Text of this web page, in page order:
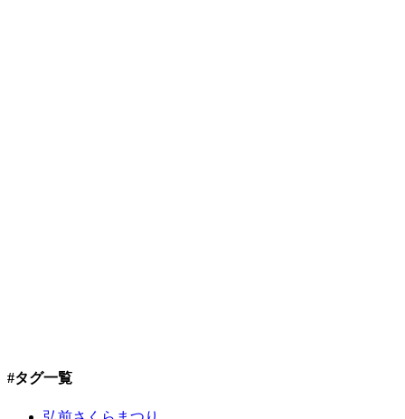
#タグ一覧